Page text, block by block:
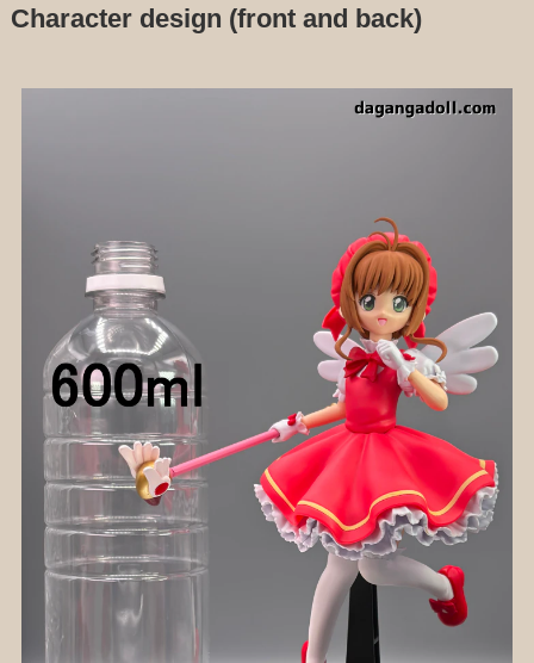
Character design (front and back)